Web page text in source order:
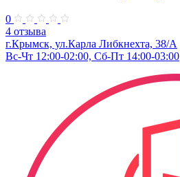
0
4 отзыва
г.Крымск, ул.Карла Либкнехта, 38/А
Вс-Чт 12:00-02:00, Сб-Пт 14:00-03:00